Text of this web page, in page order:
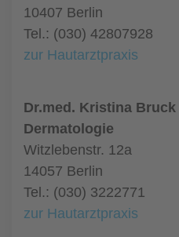
10407 Berlin
Tel.: (030) 42807928
zur Hautarztpraxis
Dr.med. Kristina
Dermatologie
Witzlebenstr. 12a
14057 Berlin
Tel.: (030) 3222771
zur Hautarztpraxis